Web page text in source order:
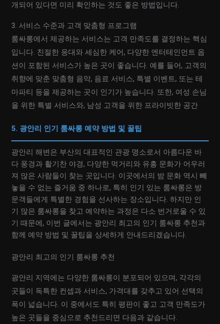
개되어 있다면 미리 확인하는 것도 좋은 방법입니다.
3. 서비스 수준과 고객 맞춤형 프로그램
룸싸롱에서 제공하는 서비스는 고객 만족도를 결정하는 핵심
입니다. 친절한 응대와 세심한 케어, 다양한 엔터테인먼트 옵
션이 포함된 서비스가 높은 곳이 좋습니다. 예를 들어, 고객의
취향에 맞춘 맞춤형 음악, 음료 서비스, 특별 이벤트, 또는 테
마파티 등을 제공하는 곳이 인기가 높습니다. 또한, 여성 손님
을 위한 특별 서비스와, 남성 고객을 위한 프라이빗한 공간
5. 광안리 인기 룸싸롱 예약 방법 및 꿀팁
광안리 해변은 부산의 대표적인 관광 명소로서 아름다운 바
다 풍경과 활기찬 야경, 다양한 먹거리와 유흥 문화가 어우러
져 많은 사람들이 찾는 곳입니다. 이곳에서의 밤 문화 역시 빼
놓을 수 없는 즐거움 중 하나로, 특히 인기 있는 룸싸롱은 방
문객들에게 특별한 경험을 선사하는 장소입니다. 하지만 인
기 많은 룸싸롱을 찾고 예약하는 과정은 다소 번거로울 수 있
기 때문에, 이번 글에서는 광안리 최고의 인기 룸싸롱 추천과
함께 예약 방법 및 꿀팁을 상세하게 안내드리겠습니다.
광안리 최고의 인기 룸싸롱 추천
광안리 지역에는 다양한 룸싸롱이 분포되어 있으며, 각각의
곳들이 독특한 컨셉과 서비스, 가격대를 갖추고 있어 선택의
폭이 넓습니다. 이 중에서도 특히 평판이 좋고 고객 만족도가
높은 곳들을 중심으로 추천드리면 다음과 같습니다.